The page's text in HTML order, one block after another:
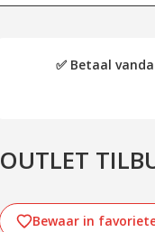
✅ Betaal
OUTLET
Bewaar in